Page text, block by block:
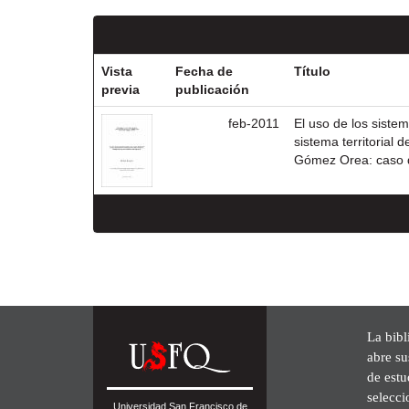
Vista
previa
Fecha de
publicación
Título
feb-2011
El uso de los
sistema territorial
Gómez Orea: caso
Universidad San Francisco de
La
abre
de